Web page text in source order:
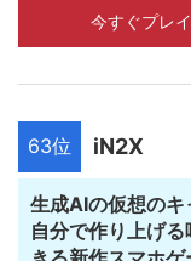
今すぐプレイ
63位 iN2X
生成AIの仮想のキ
自分で作り上げ